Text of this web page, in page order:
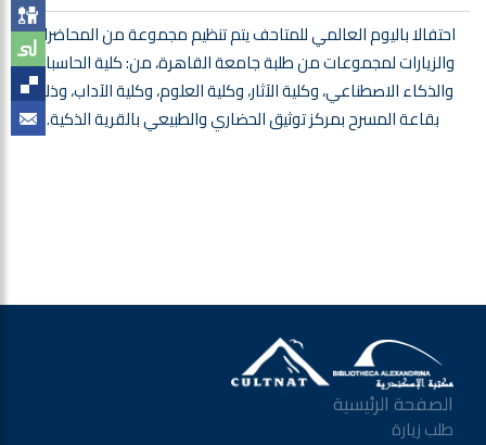
احتفالا باليوم العالمي للمتاحف يتم تنظيم مجموعة من المحاضرات
والزيارات لمجموعات من طلبة جامعة القاهرة، من: كلية الحاسبات
والذكاء الاصطناعي، وكلية الآثار، وكلية العلوم، وكلية الآداب، وذلك
بقاعة المسرح بمركز توثيق الحضاري والطبيعي بالقرية الذكية.
الصفحة الرئيسية
طلب زيارة